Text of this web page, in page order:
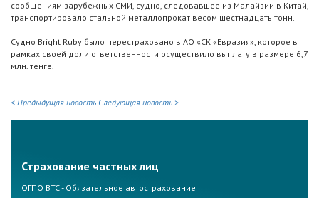
сообщениям зарубежных СМИ, судно, следовавшее из Малайзии в Китай,
транспортировало стальной металлопрокат весом шестнадцать тонн.
Судно Bright Ruby было перестраховано в АО «СК «Евразия», которое в
рамках своей доли ответственности осуществило выплату в размере 6,7
млн. тенге.
< Предыдущая новость Следующая новость >
Страхование частных лиц
ОГПО ВТС - Обязательное автострахование